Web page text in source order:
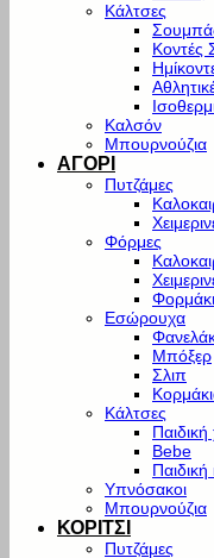
Κάλτσες
Κοντές
Καλσόν
Μπουρνούζια
ΑΓΟΡΙ
Πυτζάμες
Φόρμες
Εσώρουχα
Μπόξερ
Σλιπ
Κάλτσες
Παιδική
Bebe
Παιδική
Υπνόσακοι
Μπουρνούζια
ΚΟΡΙΤΣΙ
Πυτζάμες